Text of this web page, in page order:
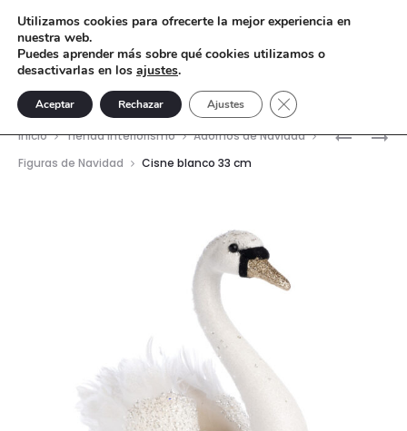
CORONA
BÚHO
Inicio Tienda interiorismo
Adornos de Navidad
Figuras de Navidad
Cisne blanco 33 cm
Utilizamos cookies para ofrecerte la mejor experiencia en
nuestra web.
Puedes aprender más sobre qué cookies utilizamos o
desactivarlas en los ajustes.
Aceptar Rechazar Ajustes Cerrar el banner de